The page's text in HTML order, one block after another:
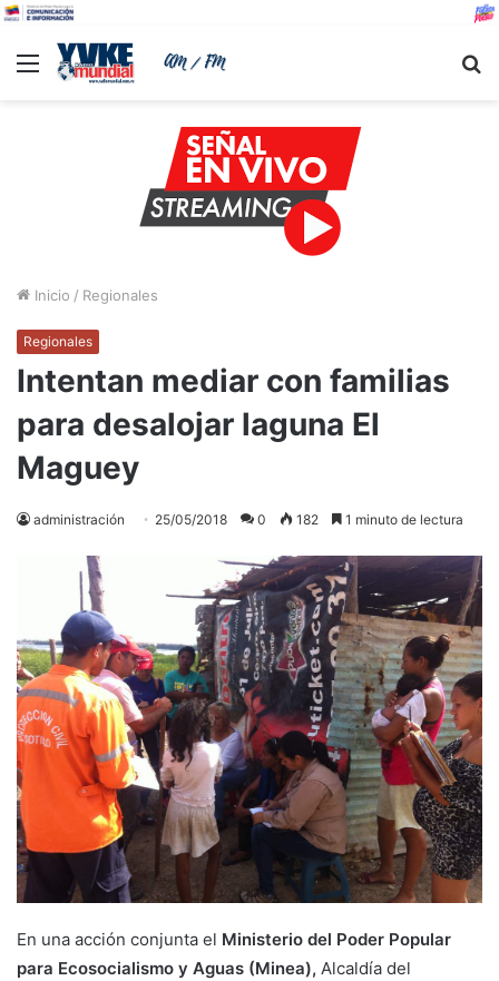
Menu
Inicio / Regionales
Regionales
Intentan mediar con familias
para desalojar laguna El
Maguey
administración 25/05/2018 0 182 1 minuto de lectura
En una acción conjunta el Ministerio del Poder Popular
para Ecosocialismo y Aguas (Minea), Alcaldía del